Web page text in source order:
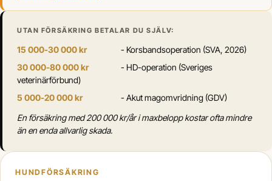
UTAN FÖRSÄKRING BETALAR DU SJÄLV:
15 000-30 000 kr
- Korsbandsoperation (SVA, 2026)
30 000-80 000 kr
- HD-operation (Sveriges
veterinärförbund)
5 000-20 000 kr
- Akut magomvridning (GDV)
En försäkring med 200 000 kr/år i maxbelopp kostar ofta mindre
än en enda allvarlig skada.
HUNDFÖRSÄKRING